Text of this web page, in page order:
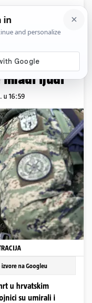
Komentari
jedini
mladi ljudi
u 16:59
na Googleu
u hrvatskim
su umirali i